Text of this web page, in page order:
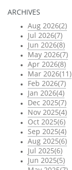
ARCHIVES
Aug 2026(2)
Jul 2026(7)
Jun 2026(8)
May 2026(7)
Apr 2026(8)
Mar 2026(11)
Feb 2026(7)
Jan 2026(4)
Dec 2025(7)
Nov 2025(4)
Oct 2025(6)
Sep 2025(4)
Aug 2025(6)
Jul 2025(6)
Jun 2025(5)